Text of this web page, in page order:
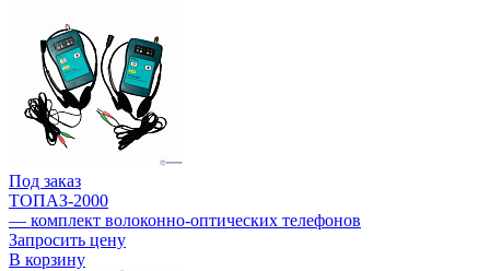
Под заказ
ТОПАЗ-2000
— комплект волоконно-оптических телефонов
Запросить цену
В корзину